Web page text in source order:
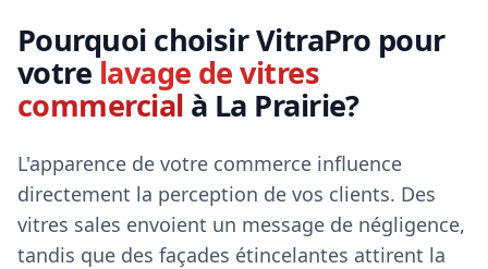
Pourquoi choisir VitraPro pour
votre lavage de vitres
commercial à La Prairie?
L'apparence de votre commerce influence
directement la perception de vos clients. Des
vitres sales envoient un message de négligence,
tandis que des façades étincelantes attirent la